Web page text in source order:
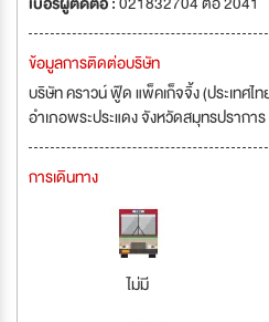
ข้อมูลการติดต่อบริษัท
บริษัท คราวน์ ฟู๊ด แพ็คเก็จจิ้ง (ประเทศไ
อำเภอพระประแดง จังหวัดสมุทรปรากา
การเดินทาง
ไม่มี